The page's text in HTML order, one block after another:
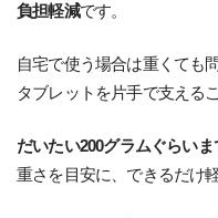
負担軽減です。
自宅で使う場合は重くても
タブレットを片手で支える
だいたい200グラムぐらい
重さを目安に、できるだけ